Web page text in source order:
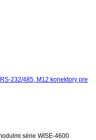
série WISE-4600